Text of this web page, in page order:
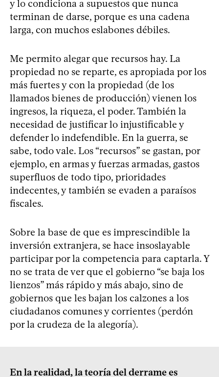
y lo condiciona a supuestos que nunca
terminan de darse, porque es una cadena
larga, con muchos eslabones débiles.
Me permito alegar que recursos hay. La
propiedad no se reparte, es apropiada por los
más fuertes y con la propiedad (de los
llamados bienes de producción) vienen los
ingresos, la riqueza, el poder. También la
necesidad de justificar lo injustificable y
defender lo indefendible. En la guerra, se
sabe, todo vale. Los “recursos” se gastan, por
ejemplo, en armas y fuerzas armadas, gastos
superfluos de todo tipo, prioridades
indecentes, y también se evaden a paraísos
fiscales.
Sobre la base de que es imprescindible la
inversión extranjera, se hace insoslayable
participar por la competencia para captarla. Y
no se trata de ver que el gobierno “se baja los
lienzos” más rápido y más abajo, sino de
gobiernos que les bajan los calzones a los
ciudadanos comunes y corrientes (perdón
por la crudeza de la alegoría).
En la realidad, la teoría del derrame es